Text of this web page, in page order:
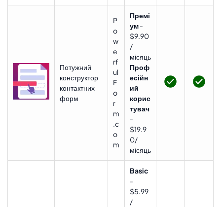
Потужний
конструктор
контактних
форм
P
o
w
e
rf
ul
F
o
r
m
.c
o
m
Премі
ум-
$9.90
/
місяць
Проф
есійн
ий
корис
тувач
-
$19.9
0/
місяць
Basic
-
$5.99
/